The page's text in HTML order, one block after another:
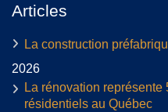
Articles
La construction
2026
La rénovation
résidentiels au Québec